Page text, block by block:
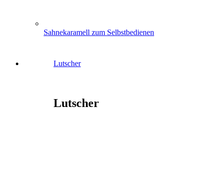
Sahnekaramell zum Selbstbedienen
Lutscher
Lutscher